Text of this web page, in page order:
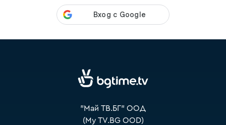
"Май ТВ.БГ" ООД
(My TV.BG OOD)